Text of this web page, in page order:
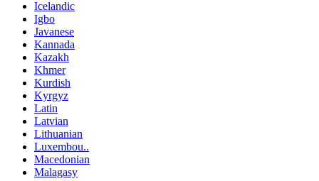
Icelandic
Igbo
Javanese
Kannada
Kazakh
Khmer
Kurdish
Kyrgyz
Latin
Latvian
Lithuanian
Luxembou..
Macedonian
Malagasy